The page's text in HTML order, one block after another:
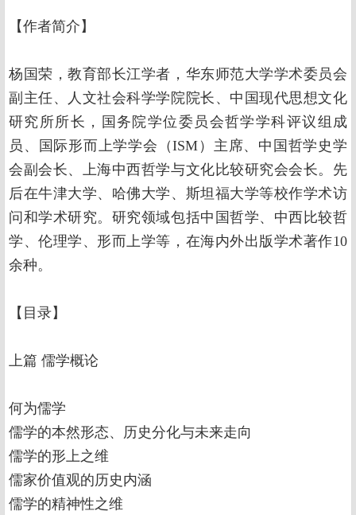
【作者简介】
杨国荣，教育部长江学者，华东师范大学学术委员会
副主任、人文社会科学学院院长、中国现代思想文化
研究所所长，国务院学位委员会哲学学科评议组成
员、国际形而上学学会（ISM）主席、中国哲学史学
会副会长、上海中西哲学与文化比较研究会会长。先
后在牛津大学、哈佛大学、斯坦福大学等校作学术访
问和学术研究。研究领域包括中国哲学、中西比较哲
学、伦理学、形而上学等，在海内外出版学术著作10
余种。
【目录】
上篇 儒学概论
何为儒学
儒学的本然形态、历史分化与未来走向
儒学的形上之维
儒家价值观的历史内涵
儒学的精神性之维